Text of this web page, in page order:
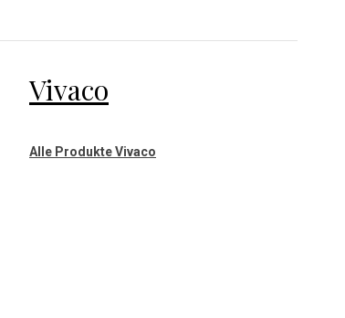
Vivaco
Alle Produkte Vivaco